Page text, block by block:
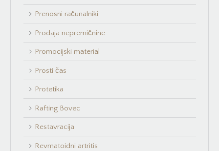
Prenosni računalniki
Prodaja nepremičnine
Promocijski material
Prosti čas
Protetika
Rafting Bovec
Restavracija
Revmatoidni artritis